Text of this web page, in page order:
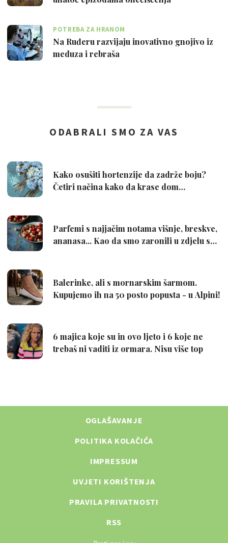
POTREBA ZA HRANOM
Na Ruđeru razvijaju inovativno gnojivo iz
meduza i rebraša
OGLAŠAVANJE
POLITIKA KOLAČIĆA
IMPRESSUM
UVJETI KORIŠTENJA
PRAVILA PRIVATNOSTI
RSS